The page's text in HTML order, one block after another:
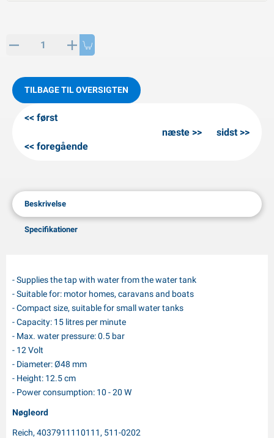
KO artikler
TILBAGE TIL OVERSIGTEN
først
foregående
næste sidst
Beskrivelse
Specifikationer
- Supplies the tap with water from the water tank
- Suitable for: motor homes, caravans and boats
- Compact size, suitable for small water tanks
- Capacity: 15 litres per minute
- Max. water pressure: 0.5 bar
- 12 Volt
- Diameter: Ø48 mm
- Height: 12.5 cm
- Power consumption: 10 - 20 W
Nøgleord
Reich, 4037911110111, 511-0202